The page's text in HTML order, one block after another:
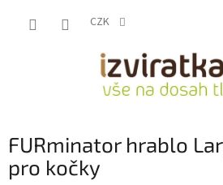
CZK
FURminator hrablo
pro kočky